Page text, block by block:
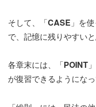
そして、「CASE 」を
で、記憶に残りやすいと
各章末には、「POINT
が復習できるようになっ